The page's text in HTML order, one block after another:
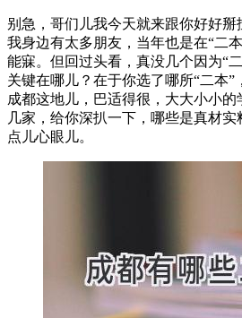
别急，哥们儿我今天就来跟你好好掰
我身边有太多朋友，当年也是在“二
能寐。但回过头看，真没几个因为“
关键在哪儿？在于你选了哪所“二本”
成都这地儿，巴适得很，大大小小
几家，给你深扒一下，哪些是真材
点儿心眼儿。